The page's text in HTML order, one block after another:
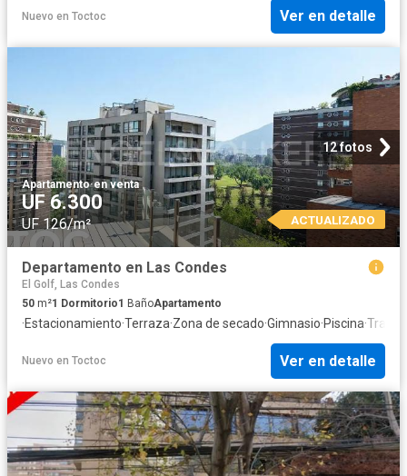
Nuevo en Toctoc Ver en detalle
12 fotos
Apartamento·en venta
UF 6.300
UF 126/m² ACTUALIZADO
Departamento en Las Condes
El Golf, Las Condes
50 m²1 Dormitorio1 BañoApartamento
·Estacionamiento·Terraza·Zona de secado·Gimnasio·Piscina·
Nuevo en Toctoc Ver en detalle